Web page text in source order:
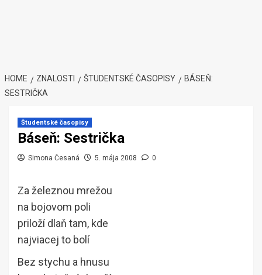
HOME ZNALOSTI ŠTUDENTSKÉ ČASOPISY
BÁSEŇ:
SESTRIČKA
Študentské časopisy
Báseň: Sestrička
Simona Česaná 5. mája 2008 0
Za železnou mrežou
na bojovom poli
priloží dlaň tam, kde
najviacej to bolí
Bez stychu a hnusu